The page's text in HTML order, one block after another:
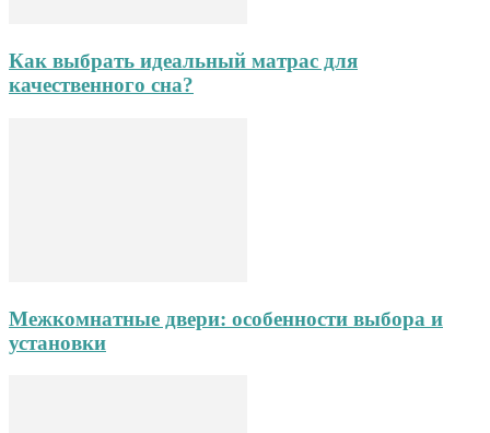
Как выбрать идеальный матрас для
качественного сна?
Межкомнатные двери: особенности выбора и
установки